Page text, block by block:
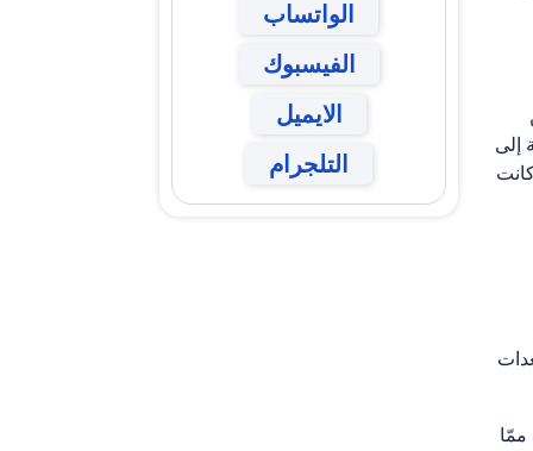
إلى
ممّا
الواتساب
الفيسبوك
الايميل
التلجرام